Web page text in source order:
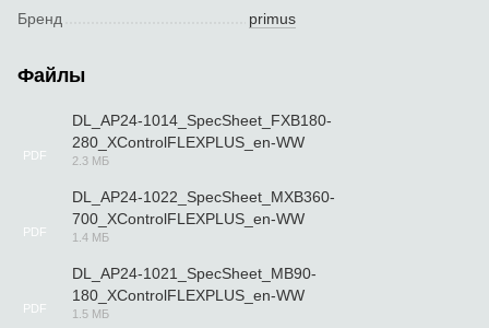
Бренд primus
Файлы
PDF
DL_AP24-1014_SpecSheet_FXB180-
280_XControlFLEXPLUS_en-WW
2.3 МБ
PDF
DL_AP24-1022_SpecSheet_MXB360-
700_XControlFLEXPLUS_en-WW
1.4 МБ
PDF
DL_AP24-1021_SpecSheet_MB90-
180_XControlFLEXPLUS_en-WW
1.5 МБ